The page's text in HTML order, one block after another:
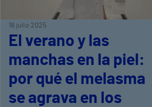
16 julio 2025
El verano y las
manchas en la piel:
por qué el melasma
se agrava en los